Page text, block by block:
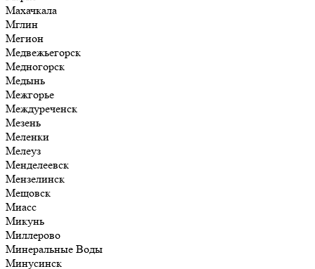
Махачкала
Мглин
Мегион
Медвежьегорск
Медногорск
Медынь
Межгорье
Междуреченск
Мезень
Меленки
Мелеуз
Менделеевск
Мензелинск
Мещовск
Миасс
Микунь
Миллерово
Минеральные Воды
Минусинск